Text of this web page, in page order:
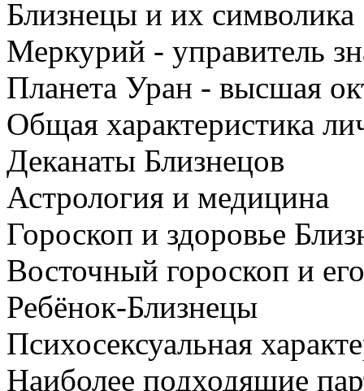
Близнецы и их символика
Меркурий - управитель
Планета Уран - высшая
Общая характеристика
Деканаты Близнецов
Астрология и медицина
Гороскоп и здоровье
Восточный гороскоп и
Ребёнок-Близнецы
Психосексуальная
Наиболее подходящие